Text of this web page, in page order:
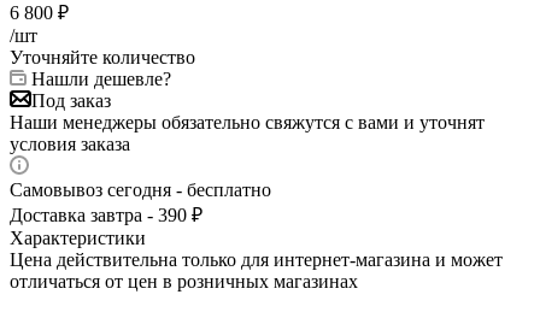
6 800 ₽
/шт
Уточняйте количество
Нашли дешевле?
Под заказ
Наши менеджеры обязательно свяжутся с вами и уточнят
условия заказа
Самовывоз сегодня - бесплатно
Доставка завтра - 390 ₽
Характеристики
Цена действительна только для интернет-магазина и может
отличаться от цен в розничных магазинах